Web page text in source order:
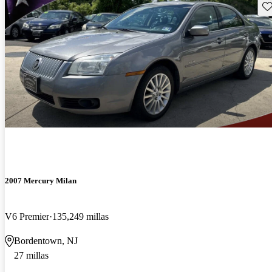
2007 Mercury Milan
V6 Premier 135,249 millas
Bordentown, NJ
27 millas